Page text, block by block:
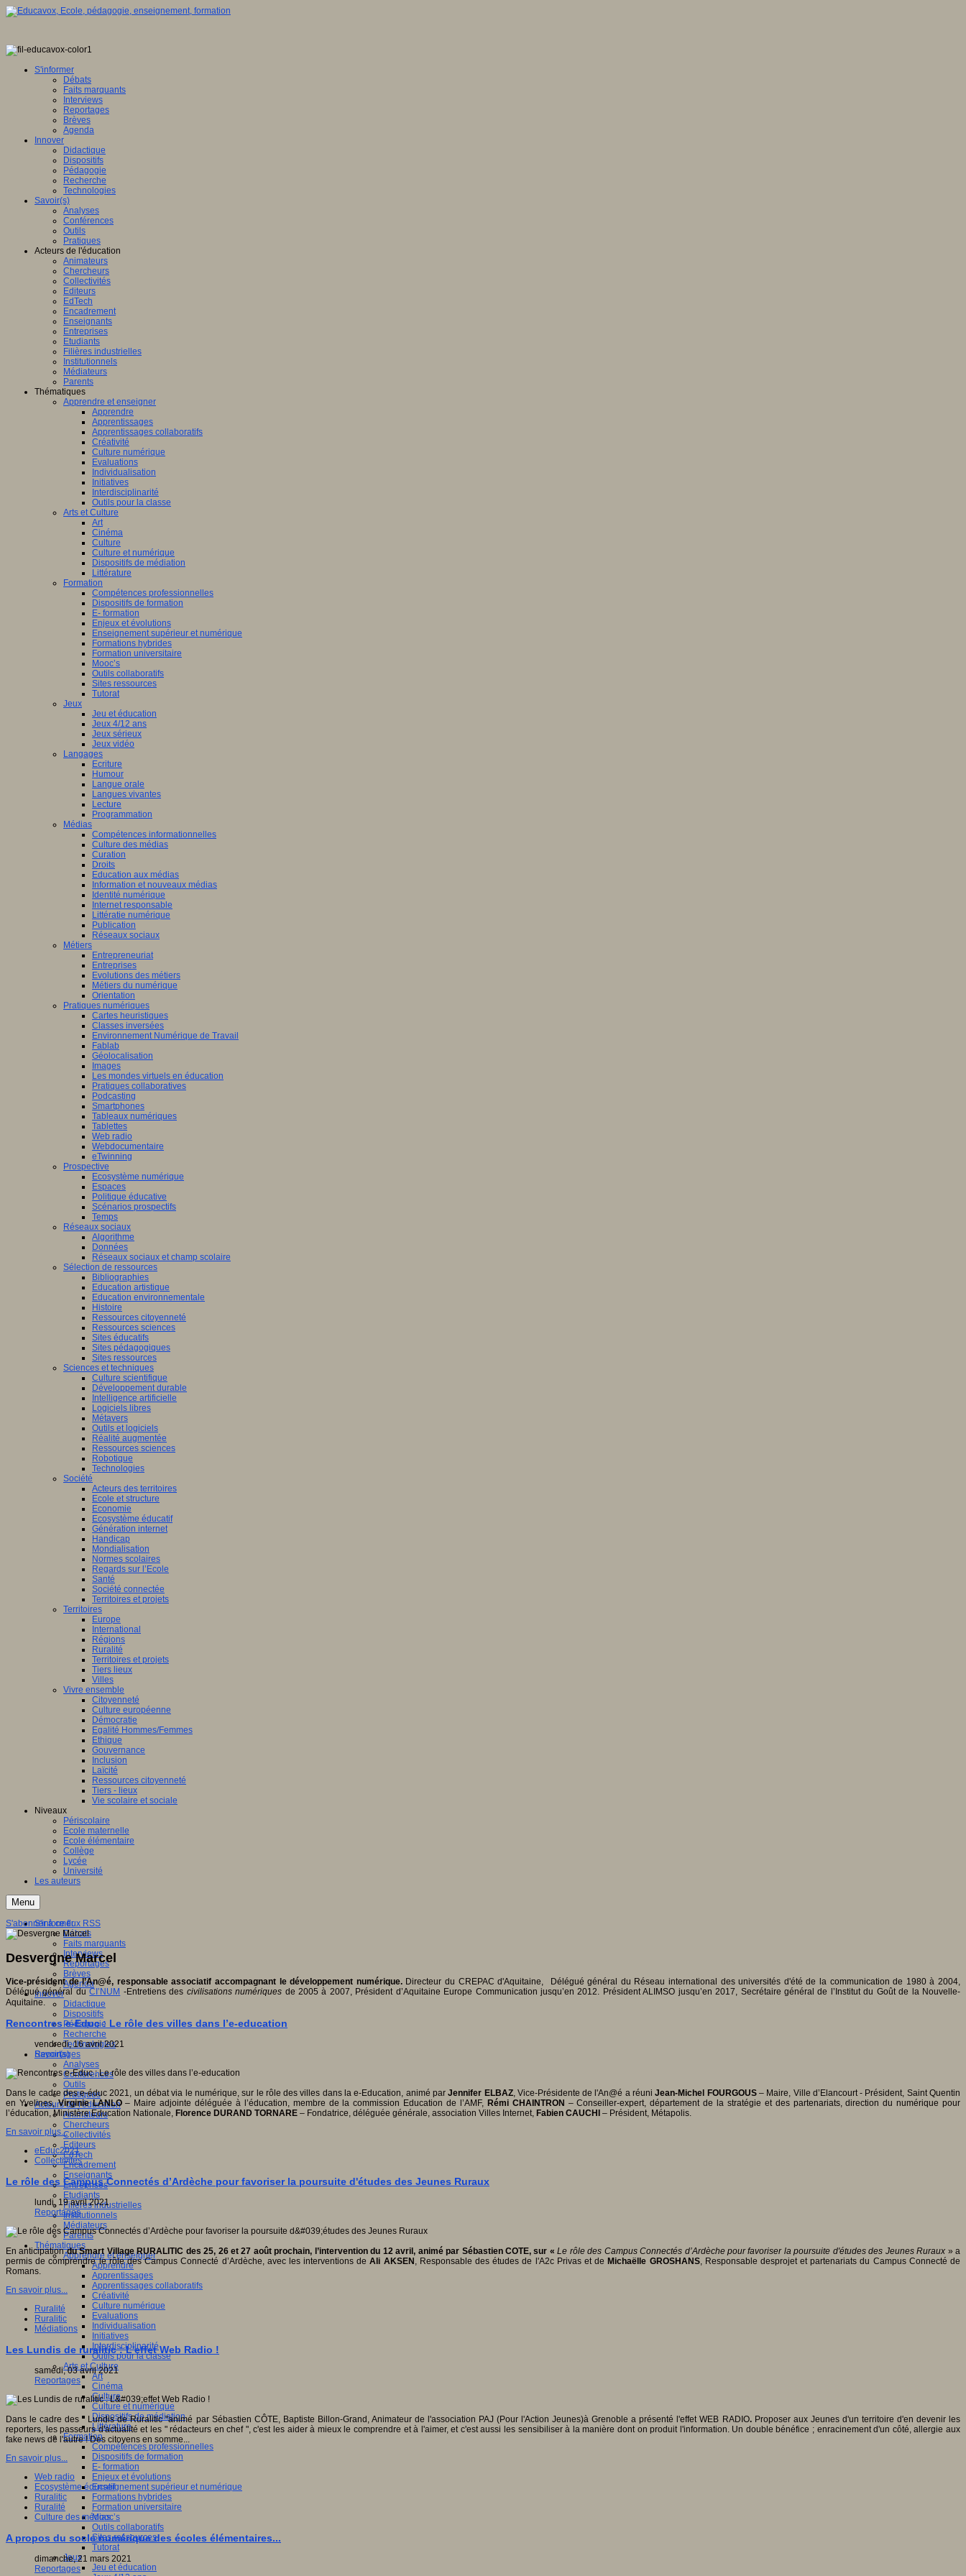
S'informer
Débats
Faits marquants
Interviews
Reportages
Brèves
Agenda
Innover
Didactique
Dispositifs
Pédagogie
Recherche
Technologies
Savoir(s)
Analyses
Conférences
Outils
Pratiques
Acteurs de l'éducation
Animateurs
Chercheurs
Collectivités
Editeurs
EdTech
Encadrement
Enseignants
Entreprises
Etudiants
Filières industrielles
Institutionnels
Médiateurs
Parents
Thématiques
Apprendre et enseigner
Apprendre
Apprentissages
Apprentissages collaboratifs
Créativité
Culture numérique
Evaluations
Individualisation
Initiatives
Interdisciplinarité
Outils pour la classe
Arts et Culture
Art
Cinéma
Culture
Culture et numérique
Dispositifs de médiation
Littérature
Formation
Compétences professionnelles
Dispositifs de formation
E- formation
Enjeux et évolutions
Enseignement supérieur et numérique
Formations hybrides
Formation universitaire
Mooc’s
Outils collaboratifs
Sites ressources
Tutorat
Jeux
Jeu et éducation
Jeux 4/12 ans
Jeux sérieux
Jeux vidéo
Langages
Ecriture
Humour
Langue orale
Langues vivantes
Lecture
Programmation
Médias
Compétences informationnelles
Culture des médias
Curation
Droits
Education aux médias
Information et nouveaux médias
Identité numérique
Internet responsable
Littératie numérique
Publication
Réseaux sociaux
Métiers
Entrepreneuriat
Entreprises
Evolutions des métiers
Métiers du numérique
Orientation
Pratiques numériques
Cartes heuristiques
Classes inversées
Environnement Numérique de Travail
Fablab
Géolocalisation
Images
Les mondes virtuels en éducation
Pratiques collaboratives
Podcasting
Smartphones
Tableaux numériques
Tablettes
Web radio
Webdocumentaire
eTwinning
Prospective
Ecosystème numérique
Espaces
Politique éducative
Scénarios prospectifs
Temps
Réseaux sociaux
Algorithme
Données
Réseaux sociaux et champ scolaire
Sélection de ressources
Bibliographies
Education artistique
Education environnementale
Histoire
Ressources citoyenneté
Ressources sciences
Sites éducatifs
Sites pédagogiques
Sites ressources
Sciences et techniques
Culture scientifique
Développement durable
Intelligence artificielle
Logiciels libres
Métavers
Outils et logiciels
Réalité augmentée
Ressources sciences
Robotique
Technologies
Société
Acteurs des territoires
Ecole et structure
Economie
Ecosystème éducatif
Génération internet
Handicap
Mondialisation
Normes scolaires
Regards sur l’Ecole
Santé
Société connectée
Territoires et projets
Territoires
Europe
International
Régions
Ruralité
Territoires et projets
Tiers lieux
Villes
Vivre ensemble
Citoyenneté
Culture européenne
Démocratie
Egalité Hommes/Femmes
Ethique
Gouvernance
Inclusion
Laïcité
Ressources citoyenneté
Tiers - lieux
Vie scolaire et sociale
Niveaux
Périscolaire
Ecole maternelle
Ecole élémentaire
Collège
Lycée
Université
Les auteurs
Menu
S'informer
Débats
Faits marquants
Interviews
Reportages
Brèves
Agenda
Innover
Didactique
Dispositifs
Pédagogie
Recherche
Technologies
Savoir(s)
Analyses
Conférences
Outils
Pratiques
Acteurs de l'éducation
Animateurs
Chercheurs
Collectivités
Editeurs
EdTech
Encadrement
Enseignants
Entreprises
Etudiants
Filières industrielles
Institutionnels
Médiateurs
Parents
Thématiques
Apprendre et enseigner
Apprendre
Apprentissages
Apprentissages collaboratifs
Créativité
Culture numérique
Evaluations
Individualisation
Initiatives
Interdisciplinarité
Outils pour la classe
Arts et Culture
Art
Cinéma
Culture
Culture et numérique
Dispositifs de médiation
Littérature
Formation
Compétences professionnelles
Dispositifs de formation
E- formation
Enjeux et évolutions
Enseignement supérieur et numérique
Formations hybrides
Formation universitaire
Mooc’s
Outils collaboratifs
Sites ressources
Tutorat
Jeux
Jeu et éducation
S'abonner à ce flux RSS
Desvergne Marcel
Vice-président de l’An@é, responsable associatif accompagnant le développement numérique.Directeur du CREPAC d'Aquitaine, Délégué général du Réseau international des universités d'été de la communication de 1980 à 2004,
Délégué général duCI’NUM -Entretiens des civilisations numériques de 2005 à 2007, Président d’Aquitaine Europe Communication jusqu’en 2012. Président ALIMSO jusqu’en 2017, Secrétaire général de l’Institut du Goût de la Nouvelle-
Aquitaine.
Rencontres e-Educ : Le rôle des villes dans l’e-education
vendredi, 16 avril 2021
Reportages
Dans le cadre des e-éduc 2021, un débat via le numérique, sur le rôle des villes dans la e-Education, animé parJennifer ELBAZ, Vice-Présidente de l'An@é a réuniJean-Michel FOURGOUS– Maire, Ville d’Elancourt - Président, Saint Quentin
en Yvelines,Virginie LANLO– Maire adjointe déléguée à l’éducation, membre de la commission Education de l’AMF, Rémi CHAINTRON – Conseiller-expert, département de la stratégie et des partenariats, direction du numérique pour
l’éducation, Ministère Education Nationale, Florence DURAND TORNARE – Fondatrice, déléguée générale, association Villes Internet, Fabien CAUCHI
– Président, Métapolis.
En savoir plus...
eEduc2021
Collectivités
Le rôle des Campus Connectés d’Ardèche pour favoriser la poursuite d'études des Jeunes Ruraux
lundi, 19 avril 2021
Reportages
En anticipationdu Smart Village RURALITIC des 25, 26 et 27 août prochain, l’intervention du 12 avril, animé par Sébastien COTE, sur «Le rôle des Campus Connectés d’Ardèche pour favoriser la poursuite d'études des Jeunes Ruraux » a
permis de comprendre le rôle des Campus Connecté d’Ardèche, avec les interventions deAli AKSEN , Responsable des études de l'A2c Privas et de Michaëlle GROSHANS, Responsable desprojet et partenariats du Campus Connecté de
Romans.
En savoir plus...
Ruralité
Ruralitic
Médiations
Les Lundis de ruralitic : L'effet Web Radio !
samedi, 03 avril 2021
Reportages
Dans le cadre des " Lundis de Ruralitic "animé par Sébastien CÔTE, Baptiste Billon-Grand, Animateur de l'association PAJ (Pour l'Action Jeunes)à Grenoble a présenté l'effet WEB RADIO.Proposer aux Jeunes d'un territoire d'en devenir les
reporters, les passeurs d'actualité et les " rédacteurs en chef ", c'est les aider à mieux le comprendre et à l'aimer, et c'est aussi les sensibiliser à la manière dont on produit l'information. Un double bénéfice ; enracinement d'un côté, allergie aux
fake news de l'autre ! Des citoyens en somme...
En savoir plus...
Web radio
Ecosystème éducatif
Ruralitic
Ruralité
Culture des médias
A propos du socle numérique des écoles élémentaires...
dimanche, 21 mars 2021
Reportages